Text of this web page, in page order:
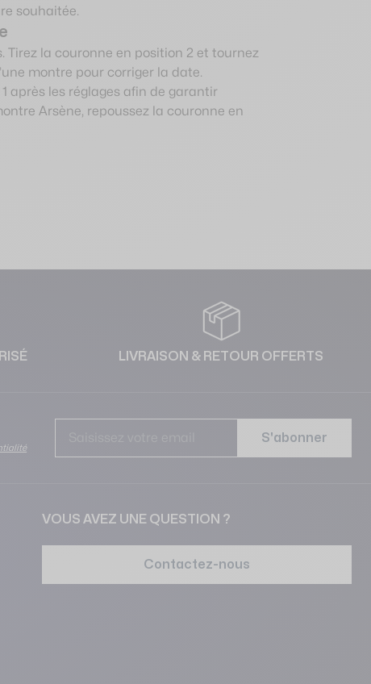
souhaitée.
Tirez la couronne en position 2 et tournez
montre pour corriger la date.
après les réglages afin de garantir
Arsène, repoussez la couronne en
LIVRAISON & RETOUR OFFERTS
S'abonner
VOUS AVEZ UNE QUESTION ?
Contactez-nous